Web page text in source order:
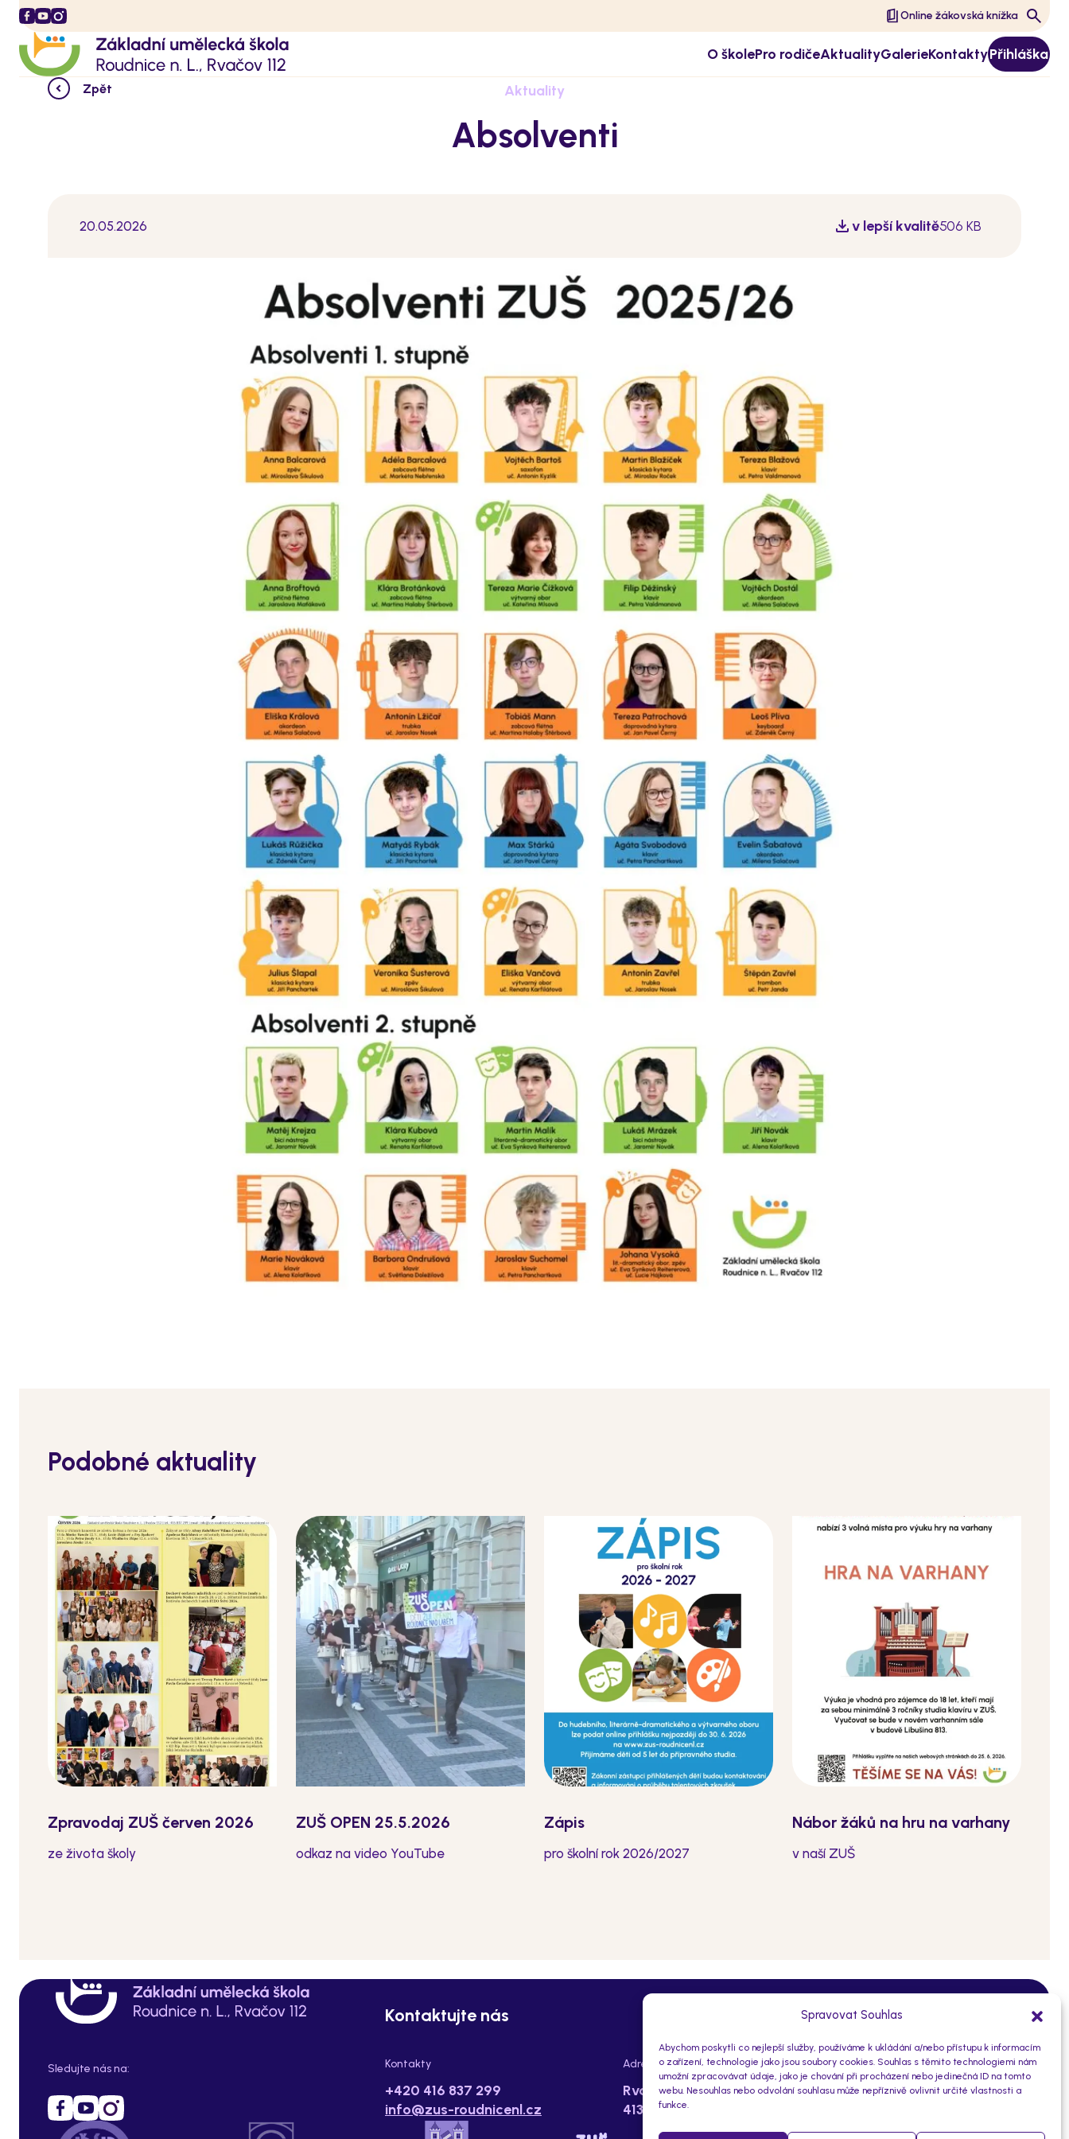
Spravovat Souhlas
Abychom poskytli co nejlepší služby, používáme k ukládání a/nebo přístupu k informacím
o zařízení, technologie jako jsou soubory cookies. Souhlas s těmito technologiemi nám
umožní zpracovávat údaje, jako je chování při procházení nebo jedinečná ID na tomto
webu. Nesouhlas nebo odvolání souhlasu může nepříznivě ovlivnit určité vlastnosti a
funkce.
Online žákovská knížka
O školePro rodičeAktualityGalerieKontaktyPřihláška
Zpět Aktuality
Absolventi
20.05.2026 v lepší kvalitě506 KB
Podobné aktuality
Zpravodaj ZUŠ červen 2026
ze života školy
ZUŠ OPEN 25.5.2026
odkaz na video YouTube
Zápis
pro školní rok 2026/2027
Nábor žáků na hru na varhany
v naší ZUŠ
Sledujte nás na:
Kontaktujte nás
Kontakty
+420 416 837 299
info@zus-roudnicenl.cz
Adresa
Rvačov 112,
413 01 Roudnice nad Labem
O subjektu
Číslo účtu: 10930471/0100
IČO:46773576